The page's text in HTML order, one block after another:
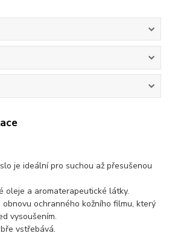
je ideální pro suchou až přesušenou
oleje a aromaterapeutické látky.
ochranného kožního filmu, který
vysoušením.
vstřebává.